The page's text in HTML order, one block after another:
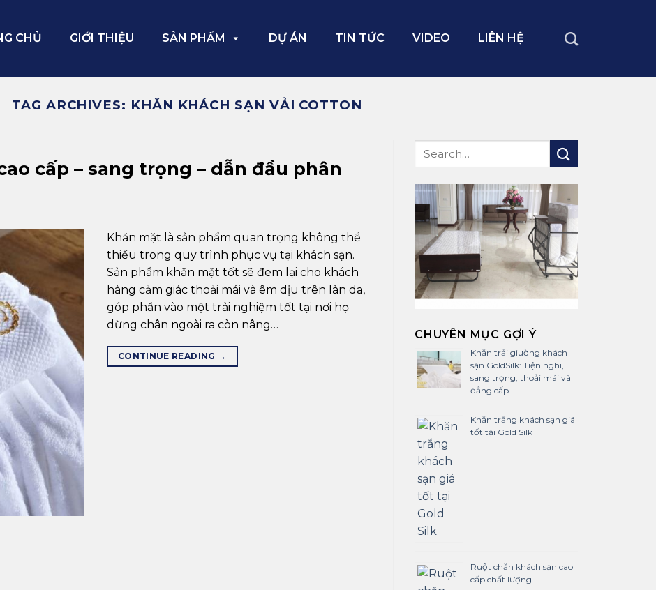
CHỦ GIỚI THIỆU SẢN PHẨM DỰ ÁN TIN TỨC VIDEO LIÊN HỆ
TAG ARCHIVES: KHĂN KHÁCH SẠN VẢI COTTON
cấp – sang trọng – dẫn đầu phân
Khăn mặt là sản phẩm quan trọng không thể
thiếu trong quy trình phục vụ tại khách sạn.
Sản phẩm khăn mặt tốt sẽ đem lại cho khách
hàng cảm giác thoải mái và êm dịu trên làn da,
góp phần vào một trải nghiệm tốt tại nơi họ
dừng chân ngoài ra còn nâng…
CONTINUE READING →
CHUYÊN MỤC GỢI Ý
Khăn trải giường khách
sạn GoldSilk: Tiện nghi,
sang trọng, thoải mái và
đẳng cấp
Khăn trắng khách sạn giá
tốt tại Gold Silk
Ruột chăn khách sạn cao
cấp chất lượng